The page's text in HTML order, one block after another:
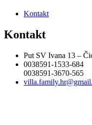
Kontakt
Kontakt
Put SV Ivana 13 –
0038591-1533-684
0038591-3670-565